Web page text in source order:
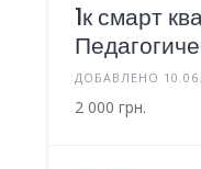
1к смарт
ДОБАВЛЕНО
2 000 грн.